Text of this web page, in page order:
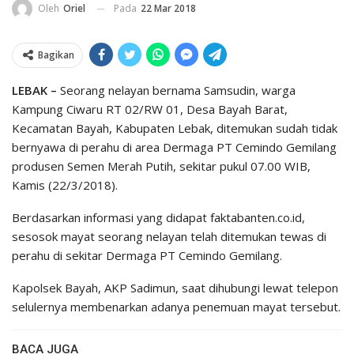
Oleh Oriel Pada 22 Mar 2018
Bagikan
LEBAK – Seorang nelayan bernama Samsudin, warga
Kampung Ciwaru RT 02/RW 01, Desa Bayah Barat,
Kecamatan Bayah, Kabupaten Lebak, ditemukan sudah tidak
bernyawa di perahu di area Dermaga PT Cemindo Gemilang
produsen Semen Merah Putih, sekitar pukul 07.00 WIB,
Kamis (22/3/2018).
Berdasarkan informasi yang didapat faktabanten.co.id,
sesosok mayat seorang nelayan telah ditemukan tewas di
perahu di sekitar Dermaga PT Cemindo Gemilang.
Kapolsek Bayah, AKP Sadimun, saat dihubungi lewat telepon
selulernya membenarkan adanya penemuan mayat tersebut.
BACA JUGA